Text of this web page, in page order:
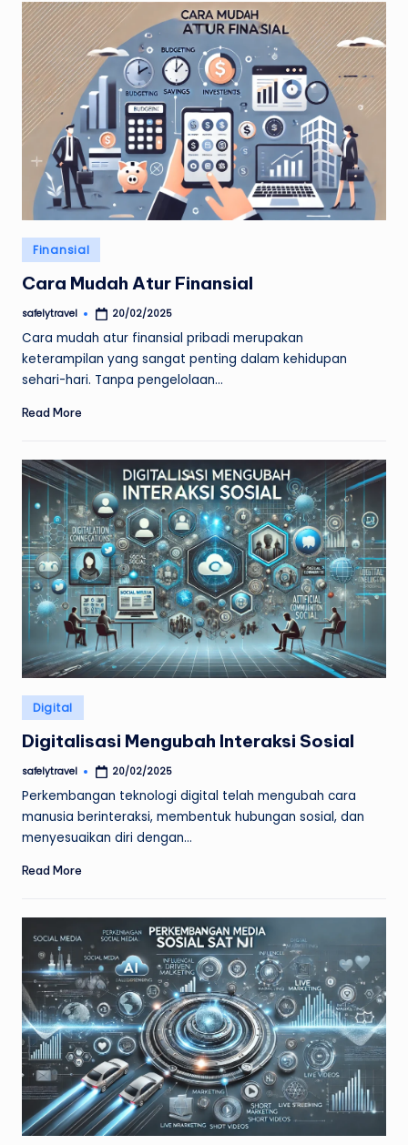
Posted
in
Finansial
Cara Mudah Atur Finansial
Posted
safelytravel 20/02/2025
Cara mudah atur finansial pribadi merupakan
keterampilan yang sangat penting dalam kehidupan
sehari-hari. Tanpa pengelolaan…
Read More
Posted
in
Digital
Digitalisasi Mengubah Interaksi Sosial
Posted
safelytravel 20/02/2025
Perkembangan teknologi digital telah mengubah cara
manusia berinteraksi, membentuk hubungan sosial, dan
menyesuaikan diri dengan…
Read More